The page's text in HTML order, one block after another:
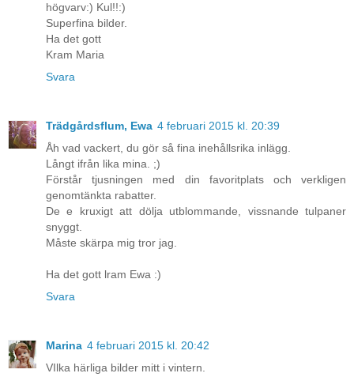
högvarv:) Kul!!:)
Superfina bilder.
Ha det gott
Kram Maria
Svara
Trädgårdsflum, Ewa 4 februari 2015 kl. 20:39
Åh vad vackert, du gör så fina inehållsrika inlägg.
Långt ifrån lika mina. ;)
Förstår tjusningen med din favoritplats och verkligen
genomtänkta rabatter.
De e kruxigt att dölja utblommande, vissnande tulpaner
snyggt.
Måste skärpa mig tror jag.
Ha det gott lram Ewa :)
Svara
Marina 4 februari 2015 kl. 20:42
VIlka härliga bilder mitt i vintern.